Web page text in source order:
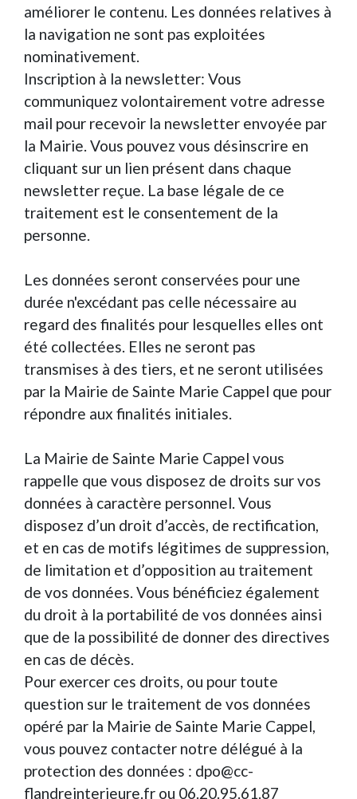
améliorer le contenu. Les données relatives à
la navigation ne sont pas exploitées
nominativement.
Inscription à la newsletter: Vous
communiquez volontairement votre adresse
mail pour recevoir la newsletter envoyée par
la Mairie. Vous pouvez vous désinscrire en
cliquant sur un lien présent dans chaque
newsletter reçue. La base légale de ce
traitement est le consentement de la
personne.
Les données seront conservées pour une
durée n'excédant pas celle nécessaire au
regard des finalités pour lesquelles elles ont
été collectées. Elles ne seront pas
transmises à des tiers, et ne seront utilisées
par la Mairie de Sainte Marie Cappel que pour
répondre aux finalités initiales.
La Mairie de Sainte Marie Cappel vous
rappelle que vous disposez de droits sur vos
données à caractère personnel. Vous
disposez d’un droit d’accès, de rectification,
et en cas de motifs légitimes de suppression,
de limitation et d’opposition au traitement
de vos données. Vous bénéficiez également
du droit à la portabilité de vos données ainsi
que de la possibilité de donner des directives
en cas de décès.
Pour exercer ces droits, ou pour toute
question sur le traitement de vos données
opéré par la Mairie de Sainte Marie Cappel,
vous pouvez contacter notre délégué à la
protection des données : dpo@cc-
flandreinterieure.fr ou 06.20.95.61.87